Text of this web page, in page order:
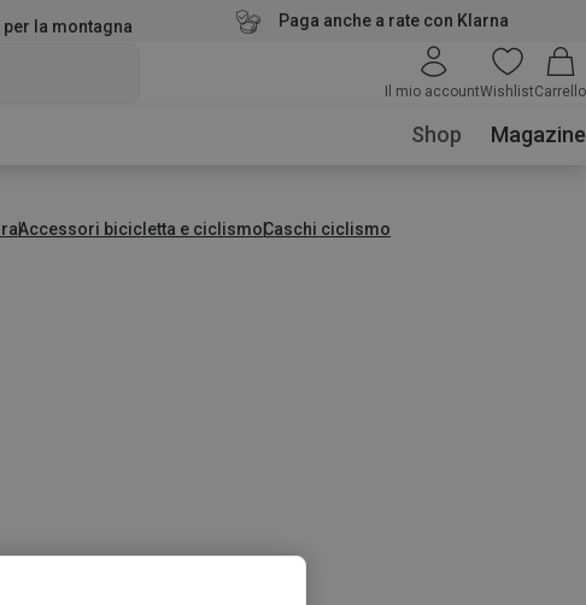
la montagna Paga anche a rate con Klarna
Il mio accountWishlistCarrello
Shop Magazine
Accessori bicicletta e ciclismoCaschi ciclismo